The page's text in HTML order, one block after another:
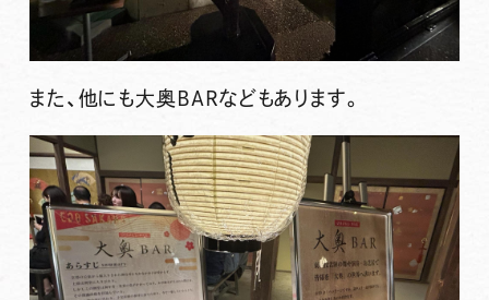
また、他にも大奥BARなどもあります。